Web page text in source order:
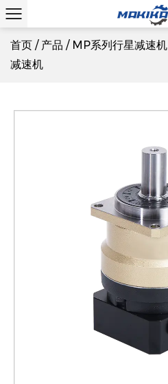
首页 / 产品 / MP系列行星减速机
减速机